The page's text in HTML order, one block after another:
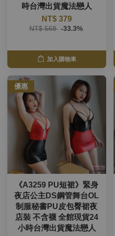
時台灣出貨魔法戀人
NT$ 379
NT$ 568 -33.3%
加入購物車
優惠
《A3259 PU短裙》緊身
夜店公主DS鋼管舞台OL
制服秘書PU皮包臀裙夜
店裝 不含襪 全館現貨24
小時台灣出貨魔法戀人